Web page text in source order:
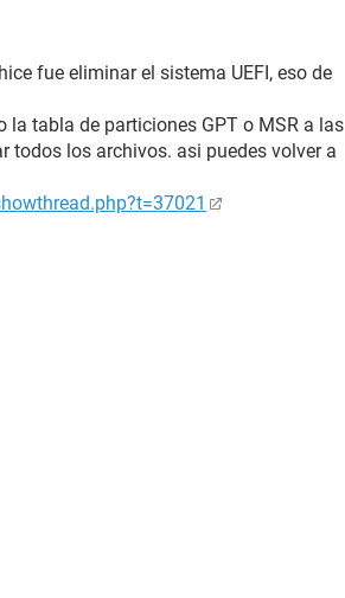
fue eliminar el sistema UEFI, eso de
la tabla de particiones GPT o MSR a las
todos los archivos. asi puedes volver a